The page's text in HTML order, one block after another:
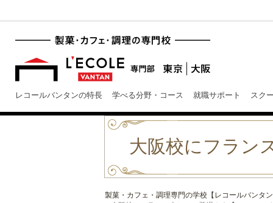
レコールバンタンの特長 学べる分野・コース 就職サポート スク
大阪校にフラン
製菓・カフェ・調理専門の学校【レコールバンタ